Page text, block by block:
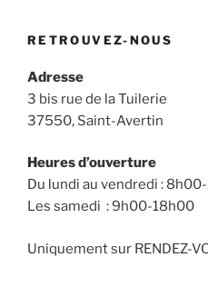
RETROUVEZ-NOUS
Adresse
3 bis rue de la Tuilerie
37550, Saint-Avertin
Heures d’ouverture
Du lundi au vendredi :
Les samedi : 9h00-18h00
Uniquement sur RENDEZ-